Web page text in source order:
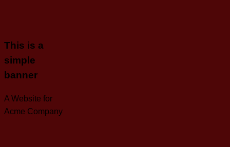
This is a
simple
banner
A Website for
Acme Company